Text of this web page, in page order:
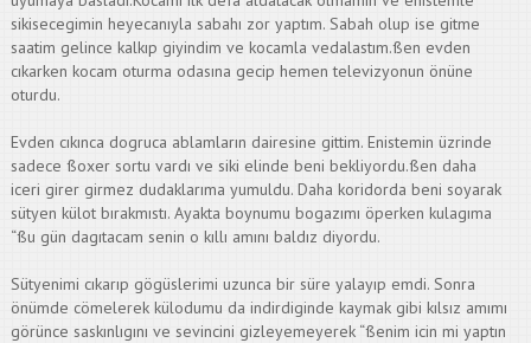
sikisecegimin heyecanıyla sabahı zor yaptım. Sabah olup ise gitme
saatim gelince kalkıp giyindim ve kocamla vedalastım.ßen evden
cıkarken kocam oturma odasına gecip hemen televizyonun önüne
oturdu.
Evden cıkınca dogruca ablamların dairesine gittim. Enistemin üzrinde
sadece ßoxer sortu vardı ve siki elinde beni bekliyordu.ßen daha
iceri girer girmez dudaklarıma yumuldu. Daha koridorda beni soyarak
sütyen külot bırakmıstı. Ayakta boynumu bogazımı öperken kulagıma
“ßu gün dagıtacam senin o kıllı amını baldız diyordu.
Sütyenimi cıkarıp gögüslerimi uzunca bir süre yalayıp emdi. Sonra
önümde cömelerek külodumu da indirdiginde kaymak gibi kılsız amımı
görünce saskınlıgını ve sevincini gizleyemeyerek “ßenim icin mi yaptın